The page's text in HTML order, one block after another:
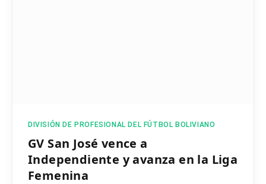
DIVISIÓN DE PROFESIONAL DEL FÚTBOL BOLIVIANO
GV San José vence a
Independiente y avanza en la Liga
Femenina